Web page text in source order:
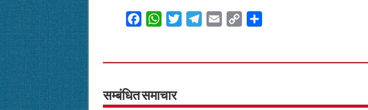
F
e
o
W
t
A
T
t
T
e
E
i
C
y
S
r
सम्बंधित समाचार